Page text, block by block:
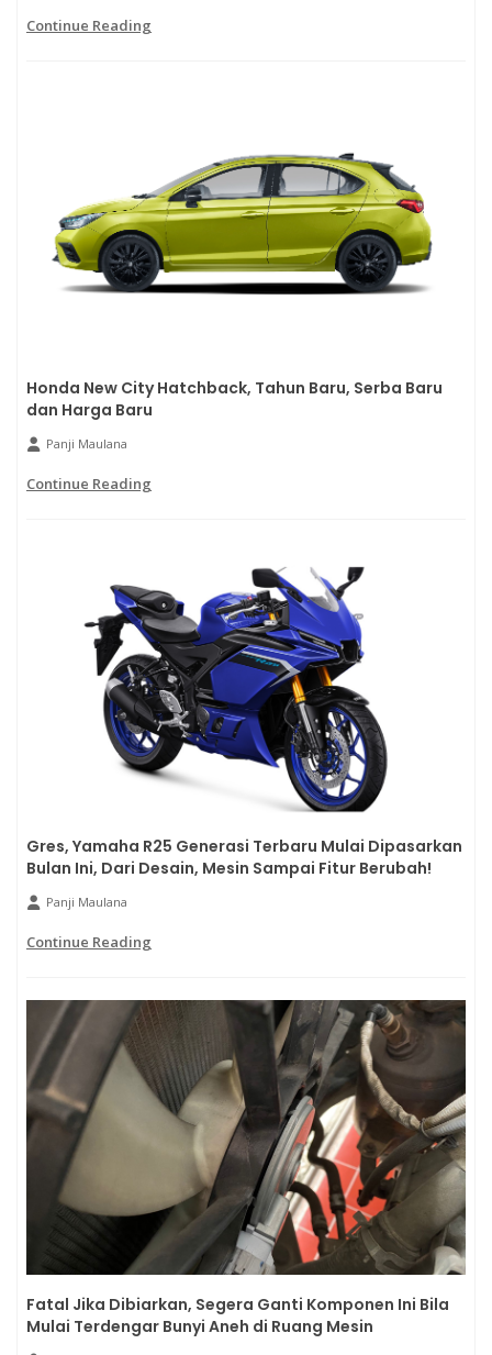
Continue Reading
Honda New City Hatchback, Tahun Baru, Serba Baru
dan Harga Baru
Panji Maulana
Continue Reading
Gres, Yamaha R25 Generasi Terbaru Mulai Dipasarkan
Bulan Ini, Dari Desain, Mesin Sampai Fitur Berubah!
Panji Maulana
Continue Reading
Fatal Jika Dibiarkan, Segera Ganti Komponen Ini Bila
Mulai Terdengar Bunyi Aneh di Ruang Mesin